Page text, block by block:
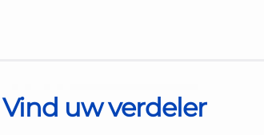
Vind uw verdeler